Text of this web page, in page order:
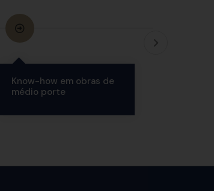
Know-how em obras de
médio porte